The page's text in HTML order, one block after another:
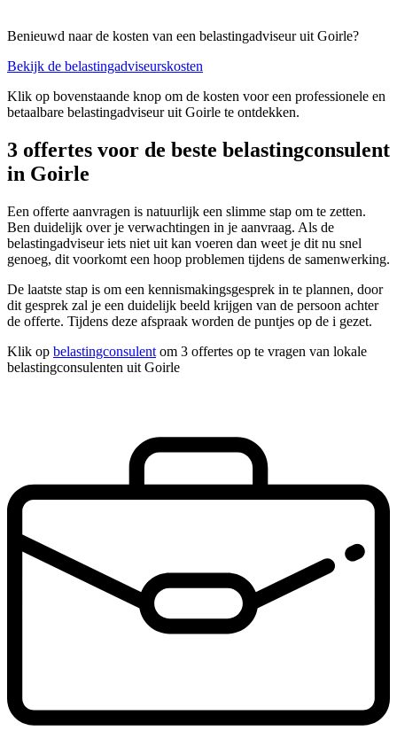
Benieuwd naar de kosten van een belastingadviseur uit Goirle?
Bekijk de belastingadviseurskosten
Klik op bovenstaande knop om de kosten voor een professionele en
betaalbare belastingadviseur uit Goirle te ontdekken.
3 offertes voor de beste belastingconsulent
in Goirle
Een offerte aanvragen is natuurlijk een slimme stap om te zetten.
Ben duidelijk over je verwachtingen in je aanvraag. Als de
belastingadviseur iets niet uit kan voeren dan weet je dit nu snel
genoeg, dit voorkomt een hoop problemen tijdens de samenwerking.
De laatste stap is om een kennismakingsgesprek in te plannen, door
dit gesprek zal je een duidelijk beeld krijgen van de persoon achter
de offerte. Tijdens deze afspraak worden de puntjes op de i gezet.
Klik op belastingconsulent om 3 offertes op te vragen van lokale
belastingconsulenten uit Goirle